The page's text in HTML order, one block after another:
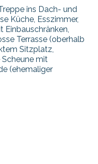
ins Dach- und
Küche, Esszimmer,
Einbauschränken,
Terrasse (oberhalb
Sitzplatz,
mit
(ehemaliger